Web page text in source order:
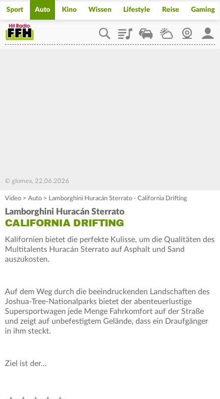
Sport Auto Kino Wissen Lifestyle Reise Gaming
PlaylistStaupilotWetterWebcam
© glomex, 22.06.2026
Video > Auto > Lamborghini Huracán Sterrato - California Drifting
Lamborghini Huracán Sterrato
CALIFORNIA DRIFTING
Kalifornien bietet die perfekte Kulisse, um die Qualitäten des
Multitalents Huracán Sterrato auf Asphalt und Sand
auszukosten.
Auf dem Weg durch die beeindruckenden Landschaften des
Joshua-Tree-Nationalparks bietet der abenteuerlustige
Supersportwagen jede Menge Fahrkomfort auf der Straße
und zeigt auf unbefestigtem Gelände, dass ein Draufgänger
in ihm steckt.
Ziel ist der…